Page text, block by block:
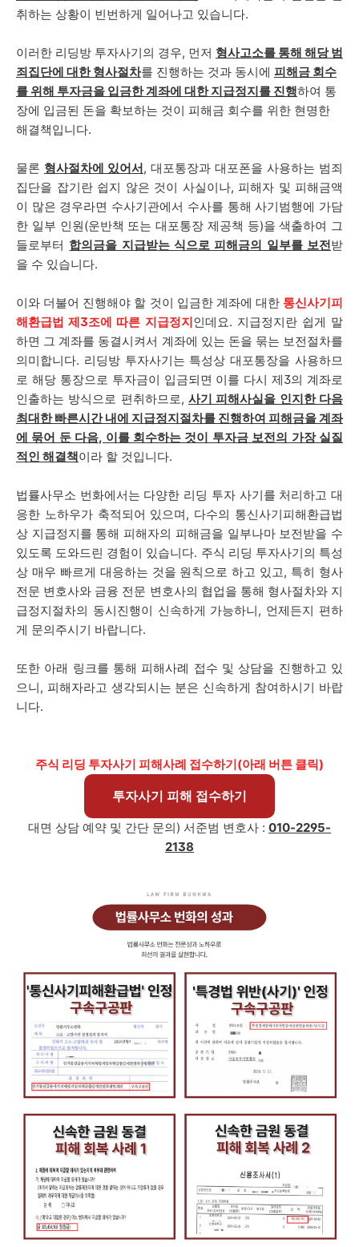
취하는 상황이 빈번하게 일어나고 있습니다.
이러한 리딩방 투자사기의 경우, 먼저 형사고소를 통해 해당 범
죄집단에 대한 형사절차를 진행하는 것과 동시에 피해금 회수
를 위해 투자금을 입금한 계좌에 대한 지급정지를 진행하여 통
장에 입금된 돈을 확보하는 것이 피해금 회수를 위한 현명한
해결책입니다.
물론 형사절차에 있어서, 대포통장과 대포폰을 사용하는 범죄
집단을 잡기란 쉽지 않은 것이 사실이나, 피해자 및 피해금액
이 많은 경우라면 수사기관에서 수사를 통해 사기범행에 가담
한 일부 인원(운반책 또는 대포통장 제공책 등)을 색출하여 그
들로부터 합의금을 지급받는 식으로 피해금의 일부를 보전받
을 수 있습니다.
이와 더불어 진행해야 할 것이 입금한 계좌에 대한 통신사기피
해환급법 제3조에 따른 지급정지인데요. 지급정지란 쉽게 말
하면 그 계좌를 동결시켜서 계좌에 있는 돈을 묶는 보전절차를
의미합니다. 리딩방 투자사기는 특성상 대포통장을 사용하므
로 해당 통장으로 투자금이 입금되면 이를 다시 제3의 계좌로
인출하는 방식으로 편취하므로, 사기 피해사실을 인지한 다음
최대한 빠른시간 내에 지급정지절차를 진행하여 피해금을 계좌
에 묶어 둔 다음, 이를 회수하는 것이 투자금 보전의 가장 실질
적인 해결책이라 할 것입니다.
법률사무소 번화에서는 다양한 리딩 투자 사기를 처리하고 대
응한 노하우가 축적되어 있으며, 다수의 통신사기피해환급법
상 지급정지를 통해 피해자의 피해금을 일부나마 보전받을 수
있도록 도와드린 경험이 있습니다. 주식 리딩 투자사기의 특성
상 매우 빠르게 대응하는 것을 원칙으로 하고 있고, 특히 형사
전문 변호사와 금융 전문 변호사의 협업을 통해 형사절차와 지
급정지절차의 동시진행이 신속하게 가능하니, 언제든지 편하
게 문의주시기 바랍니다.
또한 아래 링크를 통해 피해사례 접수 및 상담을 진행하고 있
으니, 피해자라고 생각되시는 분은 신속하게 참여하시기 바랍
니다.
주식 리딩 투자사기 피해사례 접수하기(아래 버튼 클릭)
투자사기 피해 접수하기
대면 상담 예약 및 간단 문의) 서준범 변호사 : 010-2295-
2138